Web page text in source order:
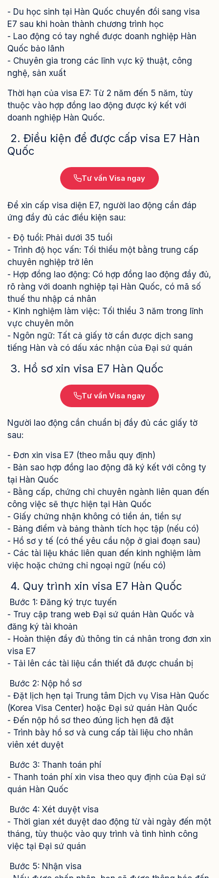
- Du học sinh tại Hàn Quốc chuyển đổi sang visa
E7 sau khi hoàn thành chương trình học
- Lao động có tay nghề được doanh nghiệp Hàn
Quốc bảo lãnh
- Chuyên gia trong các lĩnh vực kỹ thuật, công
nghệ, sản xuất
Thời hạn của visa E7: Từ 2 năm đến 5 năm, tùy
thuộc vào hợp đồng lao động được ký kết với
doanh nghiệp Hàn Quốc.
2. Điều kiện để được cấp visa E7 Hàn
Quốc
Tư vấn Visa ngay
Để xin cấp visa diện E7, người lao động cần đáp
ứng đầy đủ các điều kiện sau:
- Độ tuổi: Phải dưới 35 tuổi
- Trình độ học vấn: Tối thiểu một bằng trung cấp
chuyên nghiệp trở lên
- Hợp đồng lao động: Có hợp đồng lao động đầy đủ,
rõ ràng với doanh nghiệp tại Hàn Quốc, có mã số
thuế thu nhập cá nhân
- Kinh nghiệm làm việc: Tối thiểu 3 năm trong lĩnh
vực chuyên môn
- Ngôn ngữ: Tất cả giấy tờ cần được dịch sang
tiếng Hàn và có dấu xác nhận của Đại sứ quán
3. Hồ sơ xin visa E7 Hàn Quốc
Tư vấn Visa ngay
Người lao động cần chuẩn bị đầy đủ các giấy tờ
sau:
- Đơn xin visa E7 (theo mẫu quy định)
- Bản sao hợp đồng lao động đã ký kết với công ty
tại Hàn Quốc
- Bằng cấp, chứng chỉ chuyên ngành liên quan đến
công việc sẽ thực hiện tại Hàn Quốc
- Giấy chứng nhận không có tiền án, tiền sự
- Bảng điểm và bảng thành tích học tập (nếu có)
- Hồ sơ y tế (có thể yêu cầu nộp ở giai đoạn sau)
- Các tài liệu khác liên quan đến kinh nghiệm làm
việc hoặc chứng chỉ ngoại ngữ (nếu có)
4. Quy trình xin visa E7 Hàn Quốc
Bước 1: Đăng ký trực tuyến
- Truy cập trang web Đại sứ quán Hàn Quốc và
đăng ký tài khoản
- Hoàn thiện đầy đủ thông tin cá nhân trong đơn xin
visa E7
- Tải lên các tài liệu cần thiết đã được chuẩn bị
Bước 2: Nộp hồ sơ
- Đặt lịch hẹn tại Trung tâm Dịch vụ Visa Hàn Quốc
(Korea Visa Center) hoặc Đại sứ quán Hàn Quốc
- Đến nộp hồ sơ theo đúng lịch hẹn đã đặt
- Trình bày hồ sơ và cung cấp tài liệu cho nhân
viên xét duyệt
Bước 3: Thanh toán phí
- Thanh toán phí xin visa theo quy định của Đại sứ
quán Hàn Quốc
Bước 4: Xét duyệt visa
- Thời gian xét duyệt dao động từ vài ngày đến một
tháng, tùy thuộc vào quy trình và tình hình công
việc tại Đại sứ quán
Bước 5: Nhận visa